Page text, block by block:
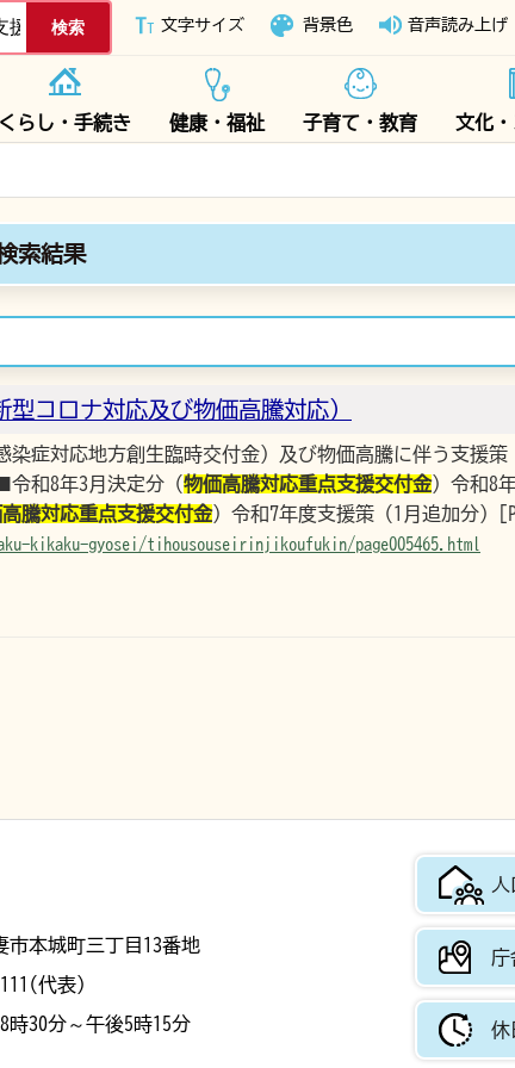
下妻市ホームページ
文字サイズ 背景色 音声読み上げ
くらし・手続き 健康・福祉 子育て・教育 文化
索結果
コロナ対応及び物価高騰対応）
症対応地方創生臨時交付金）及び物価高騰に伴う支援策
和8年3月決定分（物価高騰対応重点支援交付金）令和8
騰対応重点支援交付金）令和7年度支援策（1月追加分）
kikaku-gyosei/tihousouseirinjikoufukin/page005465.html
市本城町三丁目13番地
代表)
時30分～午後5時15分
庁
休